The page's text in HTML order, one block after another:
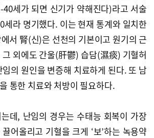
세가 되면 신기가 약해진다)라고 서술
라 명기했다. 이는 현재 통계와 일치한
서 腎(신)은 선천의 기본이고 원기의 근
외에도 간울(肝鬱) 습담(濕痰) 기혈허
의 원인을 변증해 치료하게 된다. 또 남
통한 치료와 처방이 필요하다.
데, 난임의 경우는 수태능 회복이 가장
어올리고 기혈을 크게 ‘보’하는 녹용약